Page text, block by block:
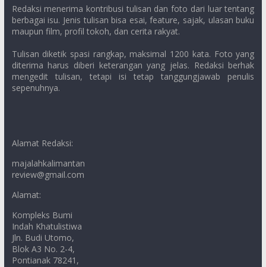
Redaksi menerima kontribusi tulisan dan foto dari luar tentang
berbagai isu. Jenis tulisan bisa esai, feature, sajak, ulasan buku
maupun film, profil tokoh, dan cerita rakyat.
Tulisan diketik spasi rangkap, maksimal 1200 kata. Foto yang
diterima harus diberi keterangan yang jelas. Redaksi berhak
mengedit tulisan, tetapi isi tetap tanggungjawab penulis
sepenuhnya.
Alamat Redaksi:
majalahkalimantan
review@gmail.com
Alamat:
Kompleks Bumi
Indah Khatulistiwa
Jln. Budi Utomo,
Blok A3 No. 2-4,
Pontianak 78241,